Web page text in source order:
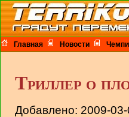
Главная Новости
Триллер о
Добавлено: 2009-